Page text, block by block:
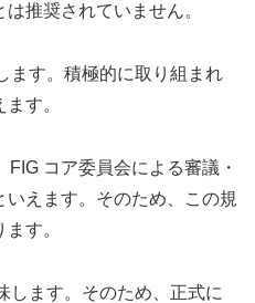
推奨されていません。
ます。積極的に取り組まれ
す。
コア委員会による審議・
えます。そのため、この規
す。
します。そのため、正式に